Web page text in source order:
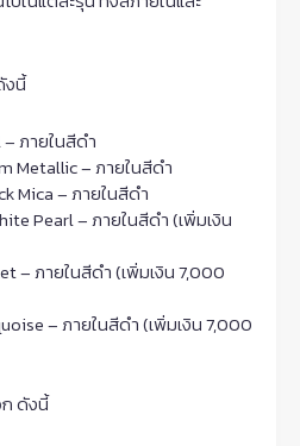
งนี้
ภายในสีดำ
Metallic – ภายในสีดำ
Mica – ภายในสีดำ
Pearl – ภายในสีดำ (เพิ่มเงิน
– ภายในสีดำ (เพิ่มเงิน 7,000
– ภายในสีดำ (เพิ่มเงิน 7,000
ก ดังนี้